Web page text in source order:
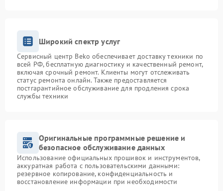
Широкий спектр услуг
Сервисный центр Beko обеспечивает доставку техники по
всей РФ, бесплатную диагностику и качественный ремонт,
включая срочный ремонт. Клиенты могут отслеживать
статус ремонта онлайн. Также предоставляется
постгарантийное обслуживание для продления срока
службы техники
Оригинальные программные решение и
безопасное обслуживание данных
Использование официальных прошивок и инструментов,
аккуратная работа с пользовательскими данными:
резервное копирование, конфиденциальность и
восстановление информации при необходимости